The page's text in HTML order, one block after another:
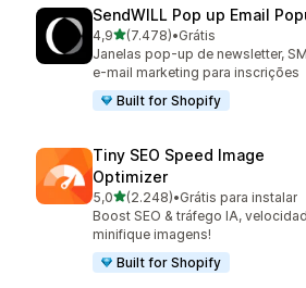
SendWILL Pop up Email
4,9de 5 estrelas
(7.478)
7478 avaliações ao todo
•Grátis
Janelas pop-up de newsletter,
e-mail marketing para inscrições
Built for Shopify
Tiny SEO Speed Image
Optimizer
5,0de 5 estrelas
(2.248)
2248 avaliações ao todo
•Grátis para instalar
Boost SEO & tráfego IA,
minifique imagens!
Built for Shopify